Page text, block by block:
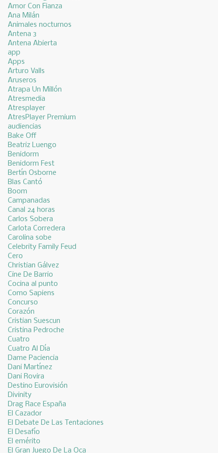
Amor Con Fianza
Ana Milán
Animales nocturnos
Antena 3
Antena Abierta
app
Apps
Arturo Valls
Aruseros
Atrapa Un Millón
Atresmedia
Atresplayer
AtresPlayer Premium
audiencias
Bake Off
Beatriz Luengo
Benidorm
Benidorm Fest
Bertín Osborne
Blas Cantó
Boom
Campanadas
Canal 24 horas
Carlos Sobera
Carlota Corredera
Carolina sobe
Celebrity Family Feud
Cero
Christian Gálvez
Cine De Barrio
Cocina al punto
Como Sapiens
Concurso
Corazón
Cristian Suescun
Cristina Pedroche
Cuatro
Cuatro Al Día
Dame Paciencia
Dani Martínez
Dani Rovira
Destino Eurovisión
Divinity
Drag Race España
El Cazador
El Debate De Las Tentaciones
El Desafío
El emérito
El Gran Juego De La Oca